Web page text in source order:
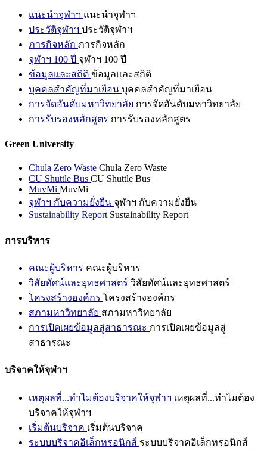
แนะนำจุฬาฯ แนะนำจุฬาฯ
ประวัติจุฬาฯ ประวัติจุฬาฯ
ภารกิจหลัก ภารกิจหลัก
จุฬาฯ 100 ปี จุฬาฯ 100 ปี
ข้อมูลและสถิติ ข้อมูลและสถิติ
บุคคลสำคัญที่มาเยือน บุคคลสำคัญที่มาเยือน
การจัดอันดับมหาวิทยาลัย การจัดอันดับมหาวิทยาลัย
การรับรองหลักสูตร การรับรองหลักสูตร
Green University
Chula Zero Waste Chula Zero Waste
CU Shuttle Bus CU Shuttle Bus
MuvMi MuvMi
จุฬาฯ กับความยั่งยืน จุฬาฯ กับความยั่งยืน
Sustainability Report Sustainability Report
การบริหาร
คณะผู้บริหาร คณะผู้บริหาร
วิสัยทัศน์และยุทธศาสตร์ วิสัยทัศน์และยุทธศาสตร์
โครงสร้างองค์กร โครงสร้างองค์กร
สภามหาวิทยาลัย สภามหาวิทยาลัย
การเปิดเผยข้อมูลสู่สาธารณะ การเปิดเผยข้อมูลสู่
สาธารณะ
บริจาคให้จุฬาฯ
เหตุผลที่...ทำไมต้องบริจาคให้จุฬาฯ เหตุผลที่...ทำไมต้อง
บริจาคให้จุฬาฯ
เริ่มต้นบริจาค เริ่มต้นบริจาค
ระบบบริจาคอิเล็กทรอนิกส์ ระบบบริจาคอิเล็กทรอนิกส์